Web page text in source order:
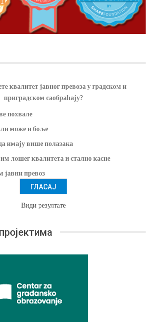
квалитет јавног превоза у градском и
приградском саобраћају?
похвале
може и боље
имају више полазака
им лошег квалитета и стално касне
јавни превоз
Види резултате